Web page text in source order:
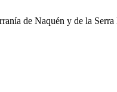
de Naquén y de la